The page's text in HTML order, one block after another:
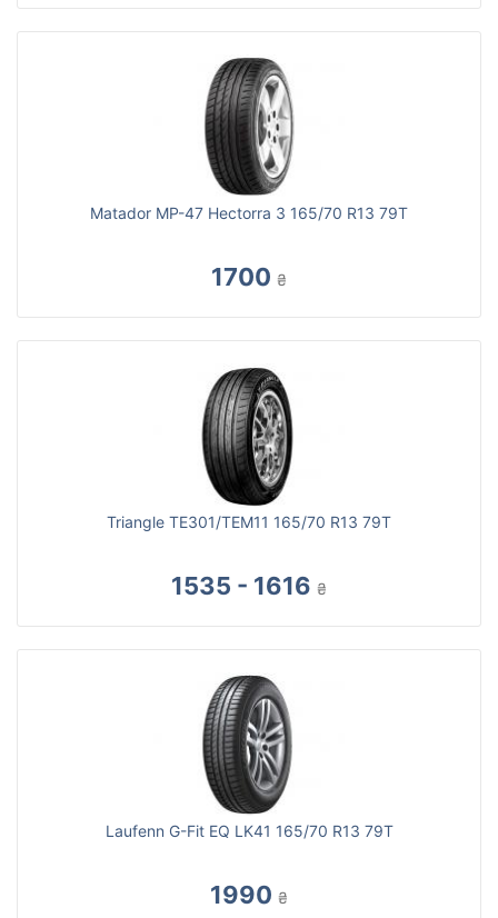
Matador MP-47 Hectorra 3 165/70 R13 79T
1700 ₴
Triangle TE301/TEM11 165/70 R13 79T
1535 - 1616 ₴
Laufenn G-Fit EQ LK41 165/70 R13 79T
1990 ₴